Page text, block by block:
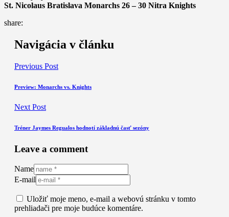
St. Nicolaus Bratislava Monarchs 26 – 30 Nitra Knights
share:
Navigácia v článku
Previous Post
Preview: Monarchs vs. Knights
Next Post
Tréner Jaymes Regualos hodnotí základnú časť sezóny
Leave a comment
Name
E-mail
Uložiť moje meno, e-mail a webovú stránku v tomto
prehliadači pre moje budúce komentáre.